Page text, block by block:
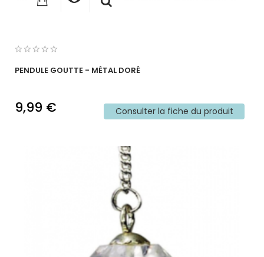
PENDULE GOUTTE - MÉTAL DORÉ
9,99 € Consulter la fiche du produit